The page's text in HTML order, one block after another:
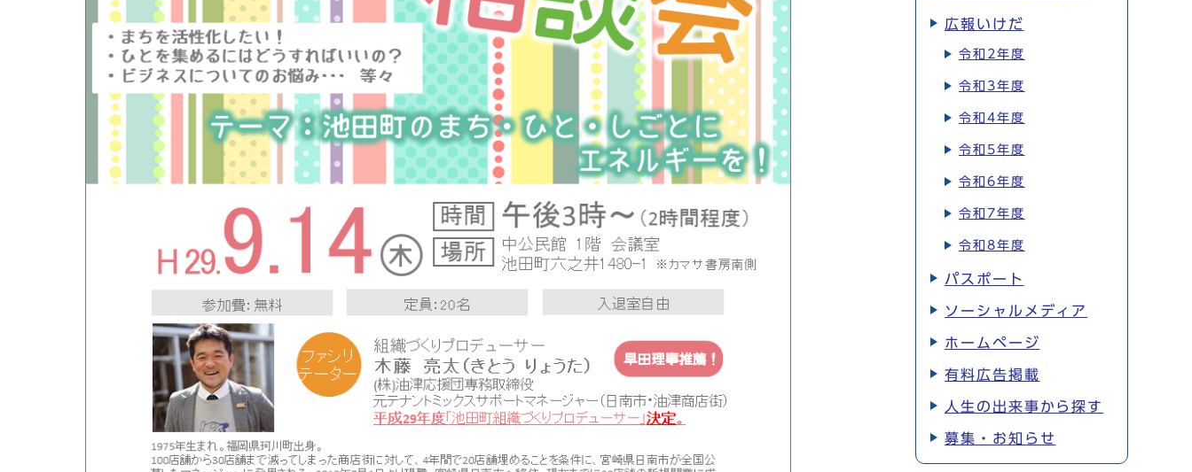
広報いけだ
令和2年度
令和3年度
令和4年度
令和5年度
令和6年度
令和7年度
令和8年度
パスポート
ソーシャルメディア
ホームページ
有料広告掲載
人生の出来事から探す
募集・お知らせ